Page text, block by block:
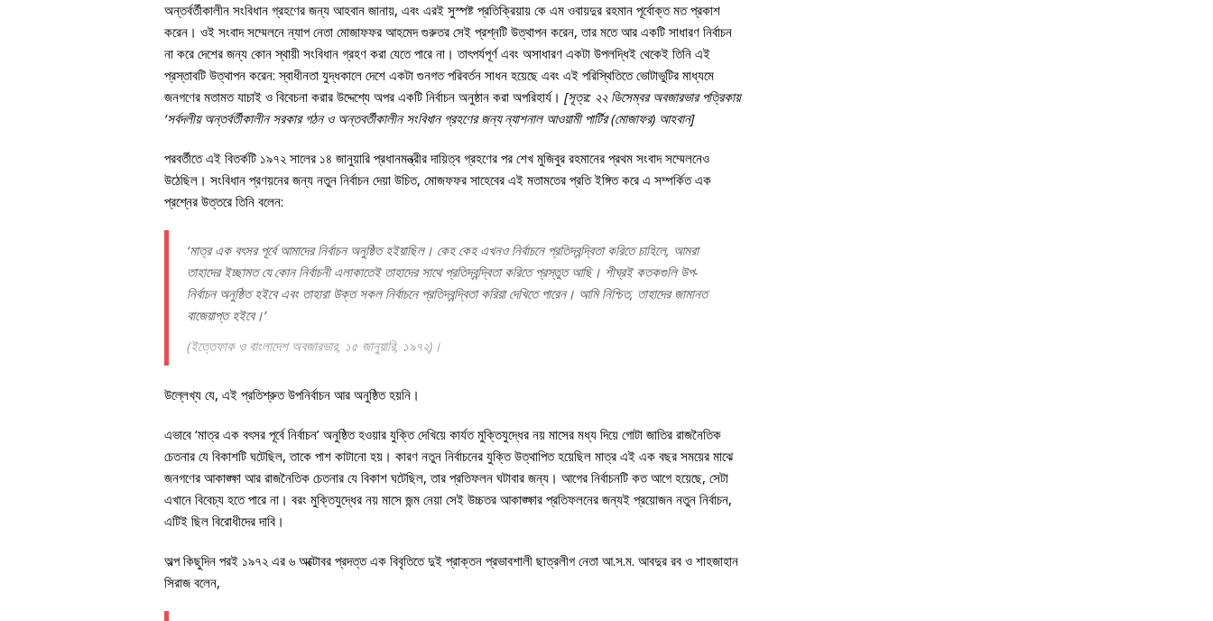
অন্তর্বর্তীকালীন সংবিধান গ্রহণের জন্য আহবান জানায়, এবং এরই সুস্পষ্ট প্রতিক্রিয়ায় কে এম ওবায়দুর রহমান পূর্বোক্ত মত প্রকাশ
করেন। ওই সংবাদ সম্মেলনে ন্যাপ নেতা মোজাফফর আহমেদ গুরুতর সেই প্রশ্নটি উত্থাপন করেন, তার মতে আর একটি সাধারণ নির্বাচন
না করে দেশের জন্য কোন স্থায়ী সংবিধান গ্রহণ করা যেতে পারে না। তাৎপর্যপূর্ণ এবং অসাধারণ একটা উপলদ্ধিই থেকেই তিনি এই
প্রস্তাবটি উত্থাপন করেন: স্বাধীনতা যুদ্ধকালে দেশে একটা গুনগত পরিবর্তন সাধন হয়েছে এবং এই পরিস্থিতিতে ভোটাভুটির মাধ্যমে
জনগণের মতামত যাচাই ও বিবেচনা করার উদ্দেশ্যে অপর একটি নির্বাচন অনুষ্ঠান করা অপরিহার্য। [সূত্র: ২২ ডিসেম্বর অবজারভার পত্রিকায়
‘সর্বদলীয় অন্তর্বর্তীকালীন সরকার গঠন ও অন্তবর্তীকালীন সংবিধান গ্রহণের জন্য ন্যাশনাল আওয়ামী পার্টির (মোজাফর) আহবান]
পরবর্তীতে এই বিতর্কটি ১৯৭২ সালের ১৪ জানুয়ারি প্রধানমন্ত্রীর দায়িত্ব গ্রহণের পর শেখ মুজিবুর রহমানের প্রথম সংবাদ সম্মেলনেও
উঠেছিল। সংবিধান প্রণয়নের জন্য নতুন নির্বাচন দেয়া উচিত, মোজফফর সাহেবের এই মতামতের প্রতি ইঙ্গিত করে এ সম্পর্কিত এক
প্রশ্নের উত্তরে তিনি বলেন:
‘মাত্র এক বৎসর পূর্বে আমাদের নির্বাচন অনুষ্ঠিত হইয়াছিল। কেহ কেহ এখনও নির্বাচনে প্রতিদ্বন্দ্বিতা করিতে চাহিলে, আমরা
তাহাদের ইচ্ছামত যে কোন নির্বাচনী এলাকাতেই তাহাদের সাথে প্রতিদ্বন্দ্বিতা করিতে প্রস্তুত আছি। শীঘ্রই কতকগুলি উপ-
নির্বাচন অনুষ্ঠিত হইবে এবং তাহারা উক্ত সকল নির্বাচনে প্রতিদ্বন্দ্বিতা করিয়া দেখিতে পারেন। আমি নিশ্চিত, তাহাদের জামানত
বাজেয়াপ্ত হইবে।’
(ইত্তেফাকও বাংলাদেশ অবজারভার, ১৫ জানুয়ারি, ১৯৭২)।
উল্লেখ্য যে, এই প্রতিশ্রুত উপনির্বাচন আর অনুষ্ঠিত হয়নি।
এভাবে ‘মাত্র এক বৎসর পূর্বে নির্বাচন’ অনুষ্ঠিত হওয়ার যুক্তি দেখিয়ে কার্যত মুক্তিযুদ্ধের নয় মাসের মধ্য দিয়ে গোটা জাতির রাজনৈতিক
চেতনার যে বিকাশটি ঘটেছিল, তাকে পাশ কাটানো হয়। কারণ নতুন নির্বাচনের যুক্তি উত্থাপিত হয়েছিল মাত্র এই এক বছর সময়ের মাঝে
জনগণের আকাঙ্ক্ষা আর রাজনৈতিক চেতনার যে বিকাশ ঘটেছিল, তার প্রতিফলন ঘটাবার জন্য। আগের নির্বাচনটি কত আগে হয়েছে, সেটা
এখানে বিবেচ্য হতে পারে না। বরং মুক্তিযুদ্ধের নয় মাসে জন্ম নেয়া সেই উচ্চতর আকাঙ্ক্ষার প্রতিফলনের জন্যই প্রয়োজন নতুন নির্বাচন,
এটিই ছিল বিরোধীদের দাবি।
অল্প কিছুদিন পরই ১৯৭২ এর ৬ অক্টোবর প্রদত্ত এক বিবৃতিতে দুই প্রাক্তন প্রভাবশালী ছাত্রলীগ নেতা আ.স.ম. আবদুর রব ও শাহজাহান
সিরাজ বলেন,